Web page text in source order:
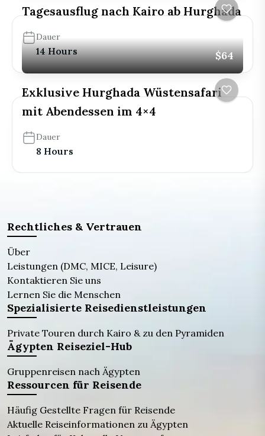
Tagesausflug nach Kairo ab Hurghada
Dauer
14 Hours $64
Exklusive Hurghada Wüstensafari
mit Abendessen im 4×4
Dauer
8 Hours
Rechtliches & Vertrauen
Über
Leistungen (DMC, MICE, Leisure)
Kontaktieren Sie uns
Lernen Sie die Menschen
Spezialisierte Reisedienstleistungen
Private Touren durch Kairo & zu den Pyramiden
Ägypten Reiseziel-Hub
Gruppenreisen nach Ägypten
Ressourcen für Reisende
Häufig Gestellte Fragen für Reisende
Aktuelle Reiseinformationen zu Ägypten